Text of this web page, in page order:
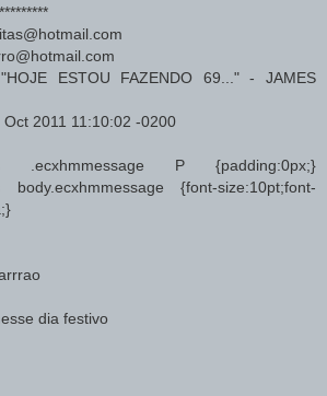
ESTOU FAZENDO 69..." - JAMES
2011 11:10:02 -0200
.ecxhmmessage P {padding:0px;}
body.ecxhmmessage {font-size:10pt;font-
dia festivo